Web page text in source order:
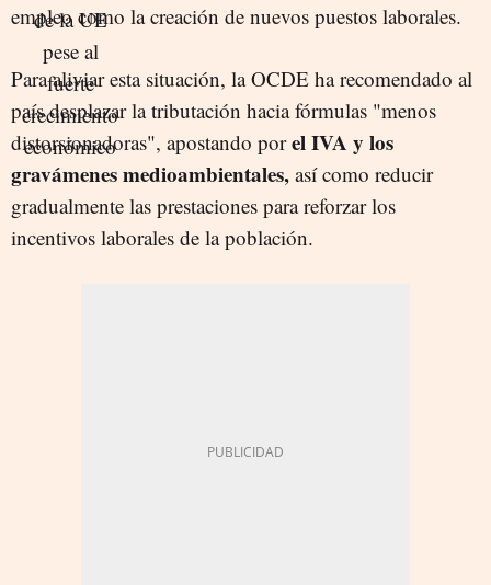
empleo como la creación de nuevos puestos laborales.
Para aliviar esta situación, la OCDE ha recomendado al
país desplazar la tributación hacia fórmulas "menos
distorsionadoras", apostando porel IVA y los
gravámenes medioambientales, así como reducir
gradualmente las prestaciones para reforzar los
incentivos laborales de la población.